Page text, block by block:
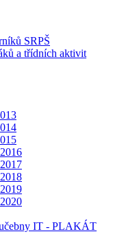
SRPŠ
a třídních aktivit
IT - PLAKÁT